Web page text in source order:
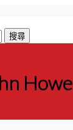
Howe